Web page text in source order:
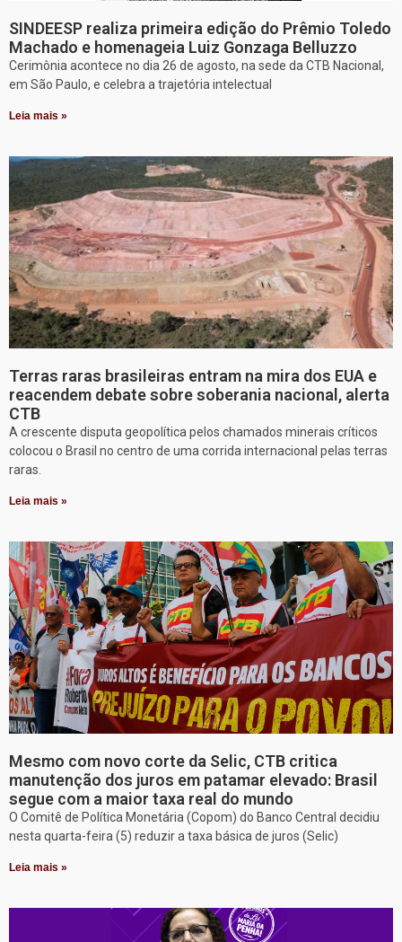
SINDEESP realiza primeira edição do Prêmio Toledo
Machado e homenageia Luiz Gonzaga Belluzzo
Cerimônia acontece no dia 26 de agosto, na sede da CTB Nacional,
em São Paulo, e celebra a trajetória intelectual
Leia mais »
Terras raras brasileiras entram na mira dos EUA e
reacendem debate sobre soberania nacional, alerta
CTB
A crescente disputa geopolítica pelos chamados minerais críticos
colocou o Brasil no centro de uma corrida internacional pelas terras
raras.
Leia mais »
Mesmo com novo corte da Selic, CTB critica
manutenção dos juros em patamar elevado: Brasil
segue com a maior taxa real do mundo
O Comitê de Política Monetária (Copom) do Banco Central decidiu
nesta quarta-feira (5) reduzir a taxa básica de juros (Selic)
Leia mais »